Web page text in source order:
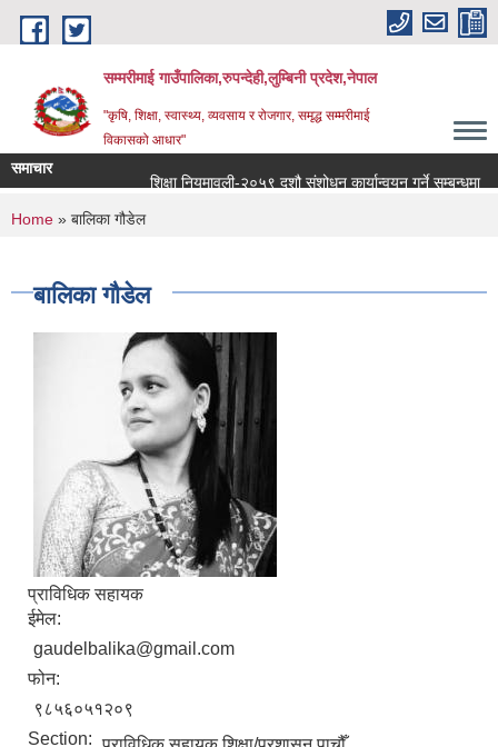
Skip to main content
सम्मरीमाई गाउँपालिका,रुपन्देही,लुम्बिनी प्रदेश,नेपाल
"कृषि, शिक्षा, स्वास्थ्य, व्यवसाय र रोजगार, समृद्ध सम्मरीमाई
विकासको आधार"
समाचार
शिक्षा नियमावली-२०५९ दशौ संशोधन कार्यान्वयन गर्ने सम्बन्धमा
You are here
Home » बालिका गौडेल
बालिका गौडेल
प्राविधिक सहायक
ईमेल:
gaudelbalika@gmail.com
फोन:
९८५६०५१२०९
Section: